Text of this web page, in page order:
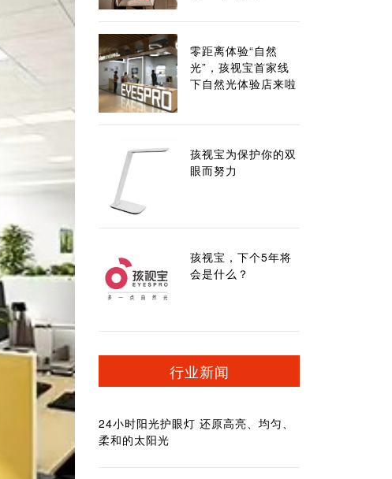
零距离体验“自然
光”，孩视宝首家线
下自然光体验店来啦
孩视宝为保护你的双
眼而努力
孩视宝，下个5年将
会是什么？
行业新闻
24小时阳光护眼灯 还原高亮、均匀、
柔和的太阳光